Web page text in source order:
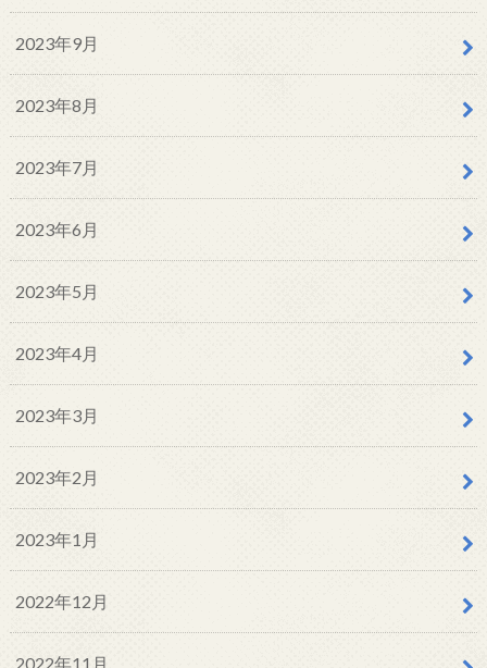
2023年9月
2023年8月
2023年7月
2023年6月
2023年5月
2023年4月
2023年3月
2023年2月
2023年1月
2022年12月
2022年11月